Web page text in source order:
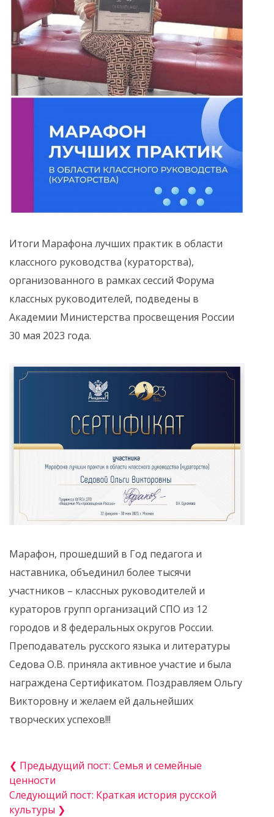
Итоги Марафона лучших практик в области
классного руководства (кураторства),
организованного в рамках сессий Форума
классных руководителей, подведены в
Академии Министерства просвещения России
30 мая 2023 года.
Марафон, прошедший в Год педагога и
наставника, объединил более тысячи
участников – классных руководителей и
кураторов групп организаций СПО из 12
городов и 8 федеральных округов России.
Преподаватель русского языка и литературы
Седова О.В. приняла активное участие и была
награждена Сертификатом. Поздравляем Ольгу
Викторовну и желаем ей дальнейших
творческих успехов!!!
❮ Предыдущий пост: Семья и семейные
ценности
Следующий пост: Краткая история русской
культуры ❯